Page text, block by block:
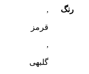
رنگ
,
قرمز
,
گلبهی